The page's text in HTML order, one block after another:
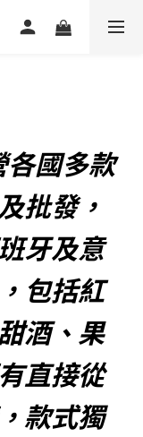
國多款
批發，
牙及意
包括紅
酒、果
直接從
款式獨